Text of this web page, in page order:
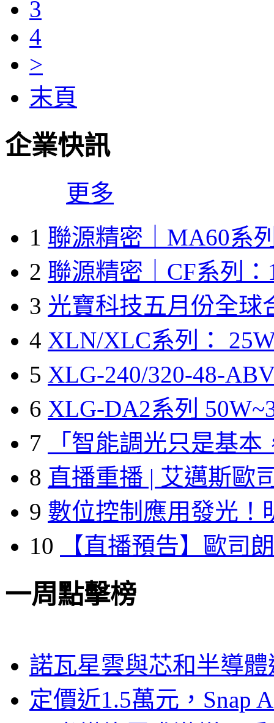
3
4
>
末頁
企業快訊
更多
1 聯源精密｜MA60系
2 聯源精密｜CF系列：
3 光寶科技五月份全球
4 XLN/XLC系列：
5 XLG-240/320-48-
6 XLG-DA2系列
7
「智能調光只是基本
8 直播重播 | 艾邁斯歐
9 數位控制應用發光！
10
【直播預告】歐司
一周點擊榜
諾瓦星雲與芯和半導
定價近1.5萬元，Snap